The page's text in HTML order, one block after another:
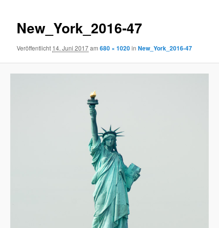
New_York_2016-47
Veröffentlicht 14. Juni 2017am680 × 1020inNew_York_2016-47